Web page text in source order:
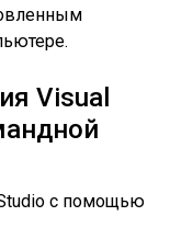
Visual